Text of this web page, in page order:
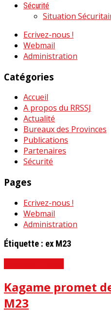
Sécurité
Situation
Ecrivez-nous !
Webmail
Administration
Catégories
Accueil
A propos du RRSSJ
Actualité
Bureaux des Provinces
Publications
Partenaires
Sécurité
Pages
Ecrivez-nous !
Webmail
Administration
Étiquette : ex M23
Kagame promet
M23